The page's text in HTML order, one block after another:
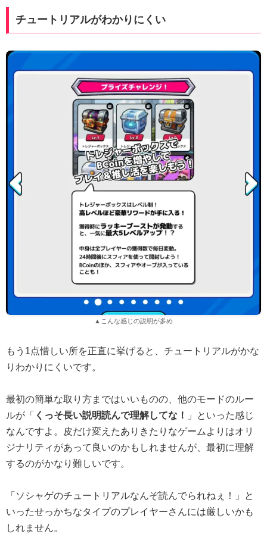
チュートリアルがわかりにくい
▲こんな感じの説明が多め
もう1点惜しい所を正直に挙げると、チュートリアルがかな
りわかりにくいです。
最初の簡単な取り方まではいいものの、他のモードのルー
ルが「 くっそ長い説明読んで理解してな！
」といった感じ
なんですよ。皮だけ変えたありきたりなゲームよりはオリ
ジナリティがあって良いのかもしれませんが、最初に理解
するのがかなり難しいです。
「ソシャゲのチュートリアルなんぞ読んでられねぇ！」と
いったせっかちなタイプのプレイヤーさんには厳しいかも
しれません。